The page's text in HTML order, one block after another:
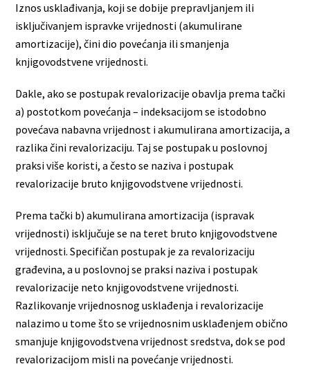
Iznos usklađivanja, koji se dobije prepravljanjem ili
isključivanjem ispravke vrijednosti (akumulirane
amortizacije), čini dio povećanja ili smanjenja
knjigovodstvene vrijednosti.
Dakle, ako se postupak revalorizacije obavlja prema tački
a) postotkom povećanja – indeksacijom se istodobno
povećava nabavna vrijednost i akumulirana amortizacija, a
razlika čini revalorizaciju. Taj se postupak u poslovnoj
praksi više koristi, a često se naziva i postupak
revalorizacije bruto knjigovodstvene vrijednosti.
Prema tački b) akumulirana amortizacija (ispravak
vrijednosti) isključuje se na teret bruto knjigovodstvene
vrijednosti. Specifičan postupak je za revalorizaciju
građevina, a u poslovnoj se praksi naziva i postupak
revalorizacije neto knjigovodstvene vrijednosti.
Razlikovanje vrijednosnog usklađenja i revalorizacije
nalazimo u tome što se vrijednosnim usklađenjem obično
smanjuje knjigovodstvena vrijednost sredstva, dok se pod
revalorizacijom misli na povećanje vrijednosti.